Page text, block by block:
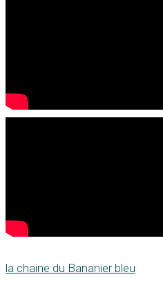
la chaine du Bananier bleu